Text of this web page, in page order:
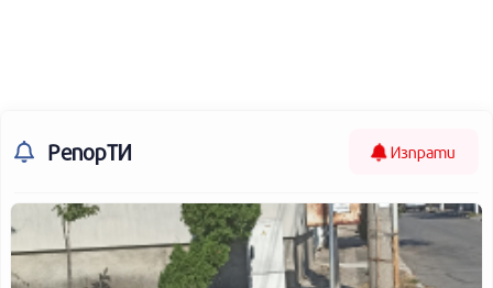
РепорТИ Изпрати